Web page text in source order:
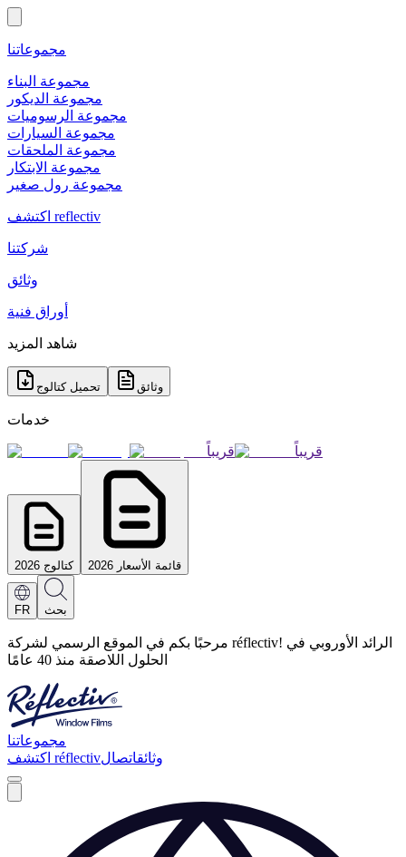
مجموعاتنا
مجموعة البناء
مجموعة الديكور
مجموعة الرسوميات
مجموعة السيارات
مجموعة الملحقات
مجموعة الابتكار
مجموعة رول صغير
اكتشف reflectiv
شركتنا
وثائق
أوراق فنية
شاهد المزيد
تحميل كتالوج وثائق
خدمات
قريباً قريباً
كتالوج 2026 قائمة الأسعار 2026
FR بحث
مرحبًا بكم في الموقع الرسمي لشركة réflectiv! الرائد الأوروبي في
الحلول اللاصقة منذ 40 عامًا
مجموعاتنا
اكتشف réflectiv
وثائقاتصال